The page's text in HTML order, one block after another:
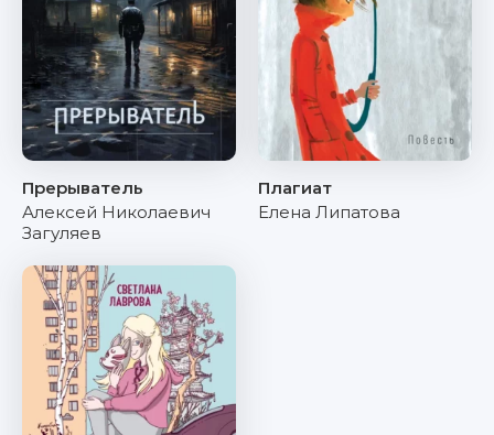
Прерыватель
Алексей Николаевич
Загуляев
Плагиат
Елена Липатова